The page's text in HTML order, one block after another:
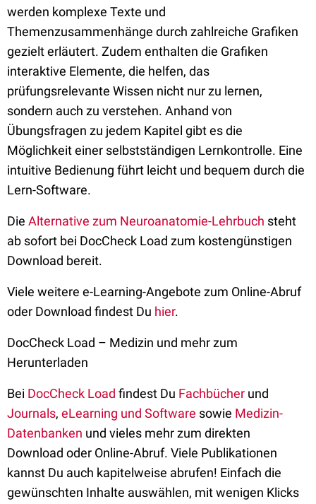
werden komplexe Texte und
Themenzusammenhänge durch zahlreiche Grafiken
gezielt erläutert. Zudem enthalten die Grafiken
interaktive Elemente, die helfen, das
prüfungsrelevante Wissen nicht nur zu lernen,
sondern auch zu verstehen. Anhand von
Übungsfragen zu jedem Kapitel gibt es die
Möglichkeit einer selbstständigen Lernkontrolle. Eine
intuitive Bedienung führt leicht und bequem durch die
Lern-Software.
Die Alternative zum Neuroanatomie-Lehrbuch steht
ab sofort bei DocCheck Load zum kostengünstigen
Download bereit.
Viele weitere e-Learning-Angebote zum Online-Abruf
oder Download findest Du hier.
DocCheck Load – Medizin und mehr zum
Herunterladen
Bei DocCheck Load findest Du Fachbücher und
Journals, eLearning und Software sowie Medizin-
Datenbanken und vieles mehr zum direkten
Download oder Online-Abruf. Viele Publikationen
kannst Du auch kapitelweise abrufen! Einfach die
gewünschten Inhalte auswählen, mit wenigen Klicks